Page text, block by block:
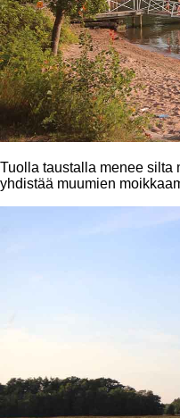
Tuolla taustalla menee silta
yhdistää muumien